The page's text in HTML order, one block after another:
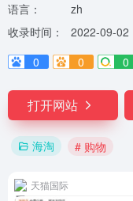
语言：
zh
收录时间：
2022-09-02
0
0 0
打开网站
海淘 # 购物
天猫国际